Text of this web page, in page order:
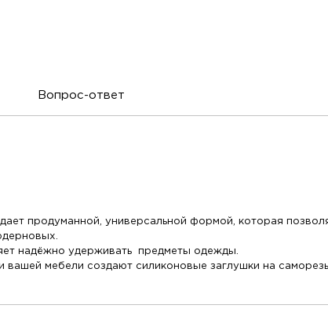
Вопрос-ответ
продуманной, универсальной формой, которая
надёжно удерживать предметы одежды.
вашей мебели создают силиконовые заглушки на